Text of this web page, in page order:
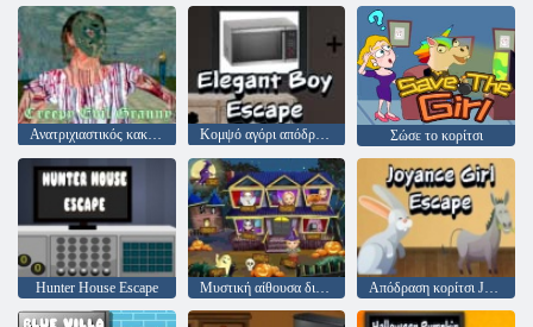
Ανατριχιαστικός κακός γιαγιά Κομψό αγόρι απόδραση Σώσε το κορίτσι
Hunter House Escape Μυστική αίθουσα διαφυγής λέξη Απόδραση κορίτσι Joyance